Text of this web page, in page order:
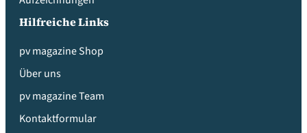
Hilfreiche Links
pv magazine Shop
Über uns
pv magazine Team
Kontaktformular